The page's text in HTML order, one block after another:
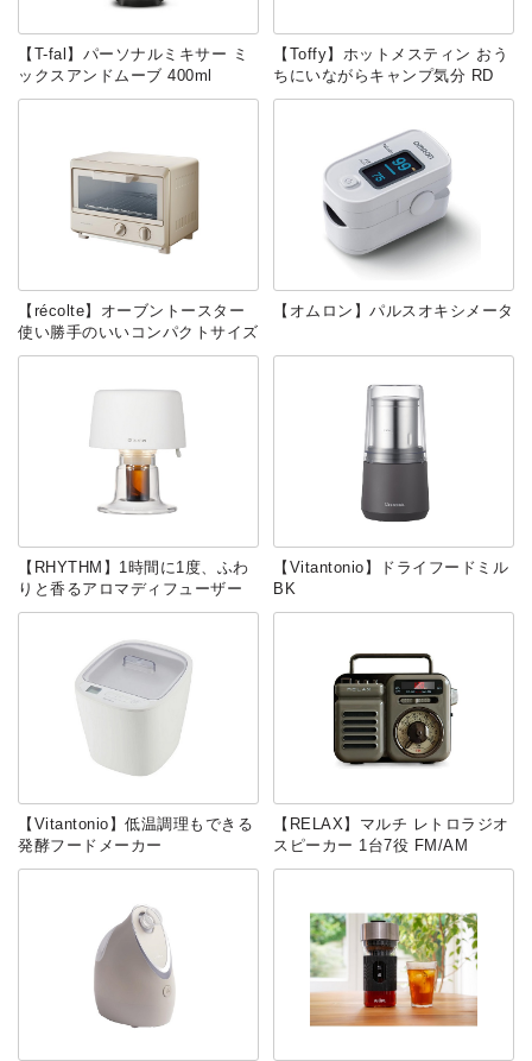
【T-fal】パーソナルミキサー ミ
ックスアンドムーブ 400ml
【Toffy】ホットメスティン おう
ちにいながらキャンプ気分 RD
【récolte】オーブントースター
使い勝手のいいコンパクトサイズ
【オムロン】パルスオキシメータ
【RHYTHM】1時間に1度、ふわ
りと香るアロマディフューザー
【Vitantonio】ドライフードミル
BK
【Vitantonio】低温調理もできる
発酵フードメーカー
【RELAX】マルチ レトロラジオ
スピーカー 1台7役 FM/AM